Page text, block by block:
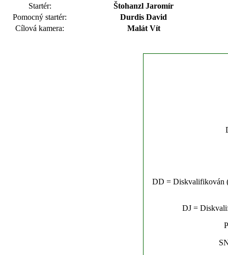
Startér:
Štohanzl Jaromír
Pomocný startér:
Durdis David
Cílová kamera:
Malát Vít
DD = Diskvalifikován
DJ =